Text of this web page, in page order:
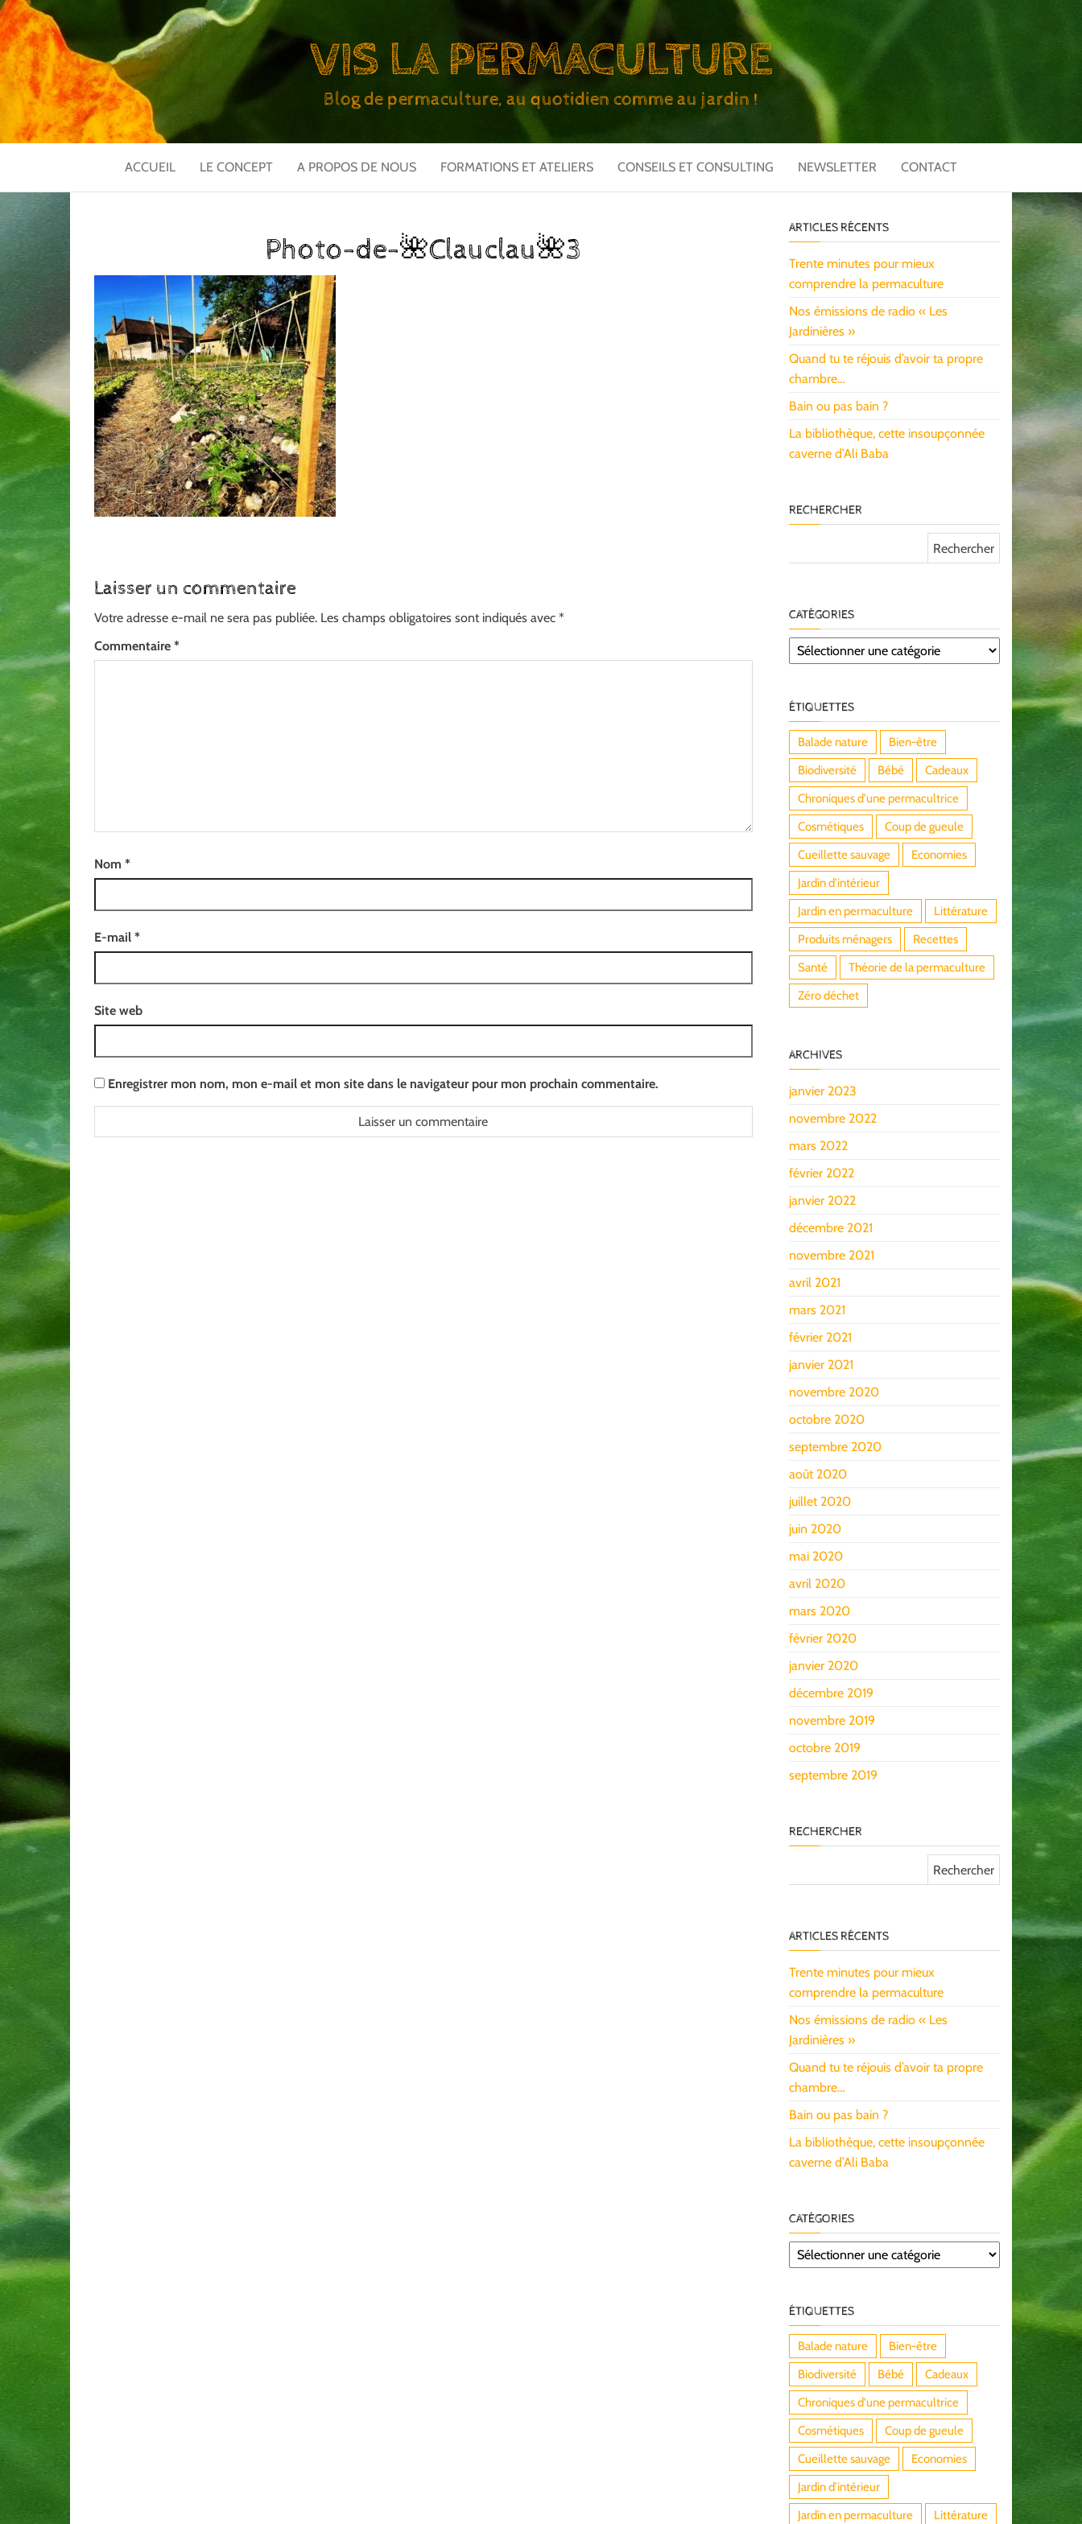
VIS LA PERMACULTURE
Blog de permaculture, au quotidien comme au jardin !
ACCUEIL LE CONCEPT A PROPOS DE NOUS FORMATIONS ET ATELIERS CONSEILS ET CONSULTING NEWSLETTER CONTACT
Photo-de-🌺Clauclau🌺3
Laisser un commentaire
Votre adresse e-mail ne sera pas publiée. Les champs obligatoires sont indiqués avec *
Commentaire *
Nom *
E-mail *
Site web
Enregistrer mon nom, mon e-mail et mon site dans le navigateur pour mon prochain commentaire.
ARTICLES RÉCENTS
Trente minutes pour mieux
comprendre la permaculture
Nos émissions de radio « Les
Jardinières »
Quand tu te réjouis d’avoir ta propre
chambre…
Bain ou pas bain ?
La bibliothèque, cette insoupçonnée
caverne d’Ali Baba
RECHERCHER
CATÉGORIES
Catégories
ÉTIQUETTES
Balade nature
Bien-être
Biodiversité
Bébé
Cadeaux
Chroniques d'une permacultrice
Cosmétiques
Coup de gueule
Cueillette sauvage
Economies
Jardin d'intérieur
Jardin en permaculture
Littérature
Produits ménagers
Recettes
Santé
Théorie de la permaculture
Zéro déchet
ARCHIVES
janvier 2023
novembre 2022
mars 2022
février 2022
janvier 2022
décembre 2021
novembre 2021
avril 2021
mars 2021
février 2021
janvier 2021
novembre 2020
octobre 2020
septembre 2020
août 2020
juillet 2020
juin 2020
mai 2020
avril 2020
mars 2020
février 2020
janvier 2020
décembre 2019
novembre 2019
octobre 2019
septembre 2019
RECHERCHER
ARTICLES RÉCENTS
Trente minutes pour mieux
comprendre la permaculture
Nos émissions de radio « Les
Jardinières »
Quand tu te réjouis d’avoir ta propre
chambre…
Bain ou pas bain ?
La bibliothèque, cette insoupçonnée
caverne d’Ali Baba
CATÉGORIES
Catégories
ÉTIQUETTES
Balade nature
Bien-être
Biodiversité
Bébé
Cadeaux
Chroniques d'une permacultrice
Cosmétiques
Coup de gueule
Cueillette sauvage
Economies
Jardin d'intérieur
Jardin en permaculture
Littérature